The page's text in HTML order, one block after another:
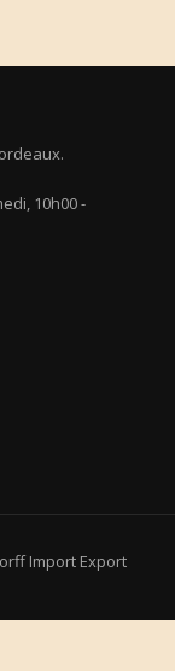
10h00 -
Import Export